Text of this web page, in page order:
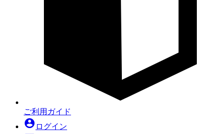
ご利用ガイド
account_circle ログイン